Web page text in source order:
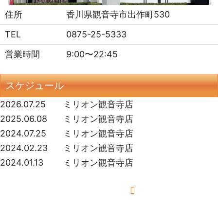
住所
香川県観音寺市出作町530
TEL
0875-25-5333
営業時間
9:00〜22:45
スケジュール
2026.07.25
ミリオン観音寺店
2025.06.08
ミリオン観音寺店
2024.07.25
ミリオン観音寺店
2024.02.23
ミリオン観音寺店
2024.01.13
ミリオン観音寺店